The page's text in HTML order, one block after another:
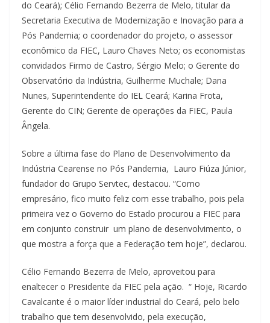
do Ceará); Célio Fernando Bezerra de Melo, titular da
Secretaria Executiva de Modernização e Inovação para a
Pós Pandemia; o coordenador do projeto, o assessor
econômico da FIEC, Lauro Chaves Neto; os economistas
convidados Firmo de Castro, Sérgio Melo; o Gerente do
Observatório da Indústria, Guilherme Muchale; Dana
Nunes, Superintendente do IEL Ceará; Karina Frota,
Gerente do CIN; Gerente de operações da FIEC, Paula
Ângela.
Sobre a última fase do Plano de Desenvolvimento da
Indústria Cearense no Pós Pandemia, Lauro Fiúza Júnior,
fundador do Grupo Servtec, destacou. “Como
empresário, fico muito feliz com esse trabalho, pois pela
primeira vez o Governo do Estado procurou a FIEC para
em conjunto construir um plano de desenvolvimento, o
que mostra a força que a Federação tem hoje”, declarou.
Célio Fernando Bezerra de Melo, aproveitou para
enaltecer o Presidente da FIEC pela ação. “ Hoje, Ricardo
Cavalcante é o maior líder industrial do Ceará, pelo belo
trabalho que tem desenvolvido, pela execução,